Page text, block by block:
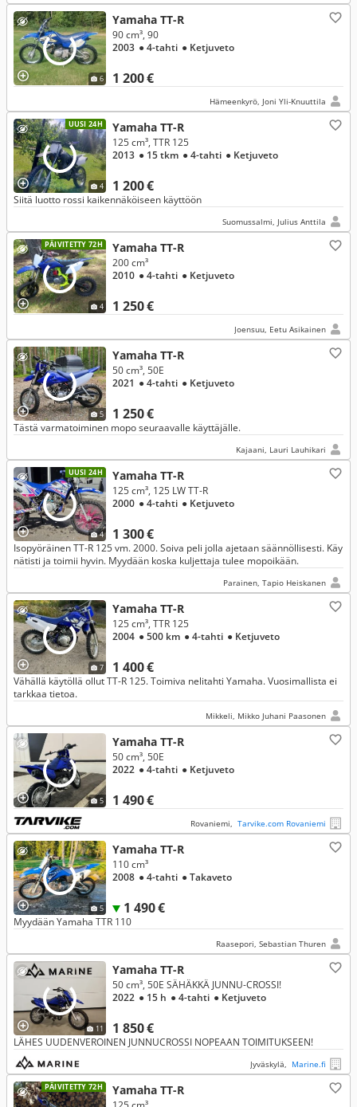
6
Yamaha TT-R
1 200 €
90 cm³, 90
2003 ● 4-tahti ● Ketjuveto
Hämeenkyrö, Joni Yli-Knuuttila
UUSI 24H
4
Yamaha TT-R
1 200 €
125 cm³, TTR 125
2013 ● 15 tkm ● 4-tahti ● Ketjuveto
Siitä luotto rossi kaikennäköiseen käyttöön
Suomussalmi, Julius Anttila
PÄIVITETTY 72H
4
Yamaha TT-R
1 250 €
200 cm³
2010 ● 4-tahti ● Ketjuveto
Joensuu, Eetu Asikainen
5
Yamaha TT-R
1 250 €
50 cm³, 50E
2021 ● 4-tahti ● Ketjuveto
Tästä varmatoiminen mopo seuraavalle käyttäjälle.
Kajaani, Lauri Lauhikari
UUSI 24H
4
Yamaha TT-R
1 300 €
125 cm³, 125 LW TT-R
2000 ● 4-tahti ● Ketjuveto
Isopyöräinen TT-R 125 vm. 2000. Soiva peli jolla ajetaan säännöllisesti. Käy
nätisti ja toimii hyvin. Myydään koska kuljettaja tulee mopoikään.
Parainen, Tapio Heiskanen
7
Yamaha TT-R
1 400 €
125 cm³, TTR 125
2004 ● 500 km ● 4-tahti ● Ketjuveto
Vähällä käytöllä ollut TT-R 125. Toimiva nelitahti Yamaha. Vuosimallista ei
tarkkaa tietoa.
Mikkeli, Mikko Juhani Paasonen
5
Yamaha TT-R
1 490 €
50 cm³, 50E
2022 ● 4-tahti ● Ketjuveto
Rovaniemi, Tarvike.com Rovaniemi
5
Yamaha TT-R
1 490 €
110 cm³
2008 ● 4-tahti ● Takaveto
Myydään Yamaha TTR 110
Raasepori, Sebastian Thuren
11
Yamaha TT-R
1 850 €
50 cm³, 50E SÄHÄKKÄ JUNNU-CROSSI!
2022 ● 15 h ● 4-tahti ● Ketjuveto
LÄHES UUDENVEROINEN JUNNUCROSSI NOPEAAN TOIMITUKSEEN!
Jyväskylä, Marine.fi
PÄIVITETTY 72H Yamaha TT-R